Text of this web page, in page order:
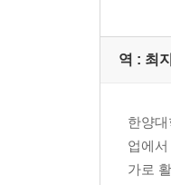
역 : 최
한양
업에
가로